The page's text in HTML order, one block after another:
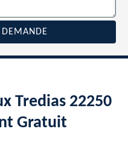
Tredias 22250
Gratuit